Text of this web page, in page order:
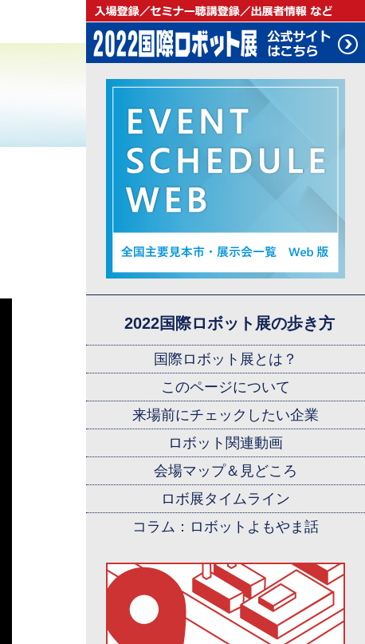
2022国際ロボット展の歩き方
国際ロボット展とは？
このページについて
来場前にチェックしたい企業
ロボット関連動画
会場マップ＆見どころ
ロボ展タイムライン
コラム：ロボットよもやま話